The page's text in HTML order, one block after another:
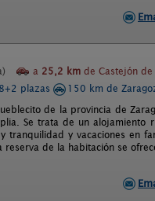
a 25,2 km de Castejón de
plazas
150 km de
de la provincia de
Se trata de un
tranquilidad y vacaciones en
de la habitación se